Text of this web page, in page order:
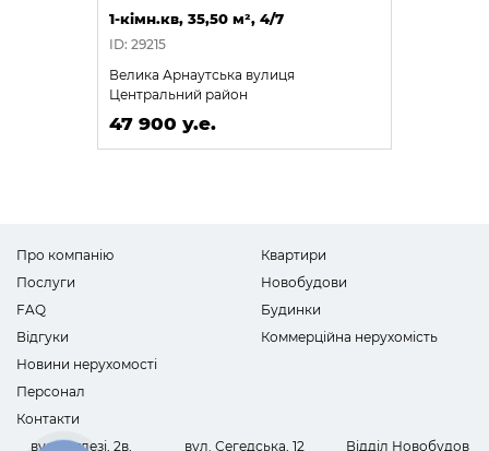
1-кімн.кв, 35,50 м², 4/7
ID: 29215
Велика Арнаутська вулиця
Центральний район
47 900 у.е.
Про компанію
Послуги
FAQ
Відгуки
Новини нерухомості
Персонал
Контакти
Квартири
Новобудови
Будинки
Коммерційна нерухомість
вул. Інглезі, 2в, вул. Сегедська, 12 Відділ Новобудов